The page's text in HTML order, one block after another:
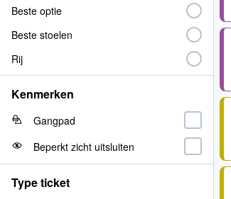
Beste optie
Beste stoelen
Rij
Kenmerken
Gangpad
Beperkt zicht uitsluiten
Type ticket